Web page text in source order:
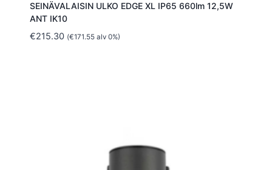
SEINÄVALAISIN ULKO EDGE XL IP65 660lm 12,5W
ANT IK10
€215.30 (€171.55alv 0%)